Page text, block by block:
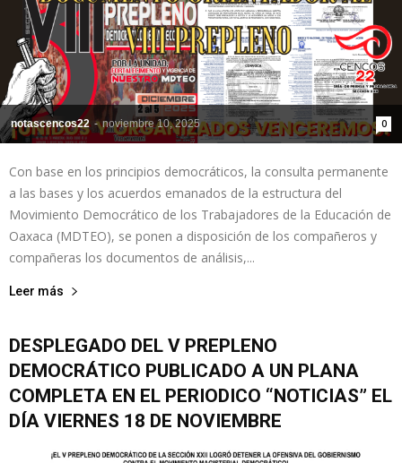
la
Sección
XXII
notascencos22 - noviembre 10, 2025 0
Con base en los principios democráticos, la consulta permanente
a las bases y los acuerdos emanados de la estructura del
Movimiento Democrático de los Trabajadores de la Educación de
Oaxaca (MDTEO), se ponen a disposición de los compañeros y
compañeras los documentos de análisis,...
Leer más
DESPLEGADO DEL V PREPLENO
DEMOCRÁTICO PUBLICADO A UN PLANA
COMPLETA EN EL PERIODICO “NOTICIAS” EL
DÍA VIERNES 18 DE NOVIEMBRE